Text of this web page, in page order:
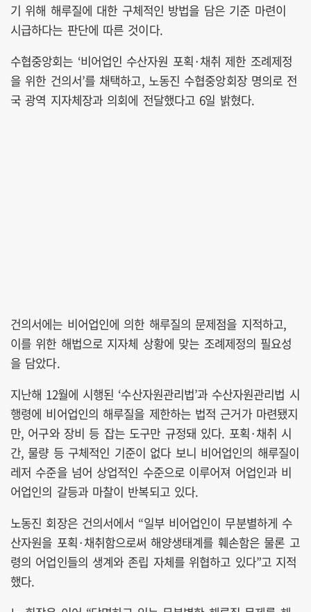
기 위해 해루질에 대한 구체적인 방법을 담은 기준 마련이
시급하다는 판단에 따른 것이다.
수협중앙회는 ‘비어업인 수산자원 포획·채취 제한 조례제정
을 위한 건의서’를 채택하고, 노동진 수협중앙회장 명의로 전
국 광역 지자체장과 의회에 전달했다고 6일 밝혔다.
건의서에는 비어업인에 의한 해루질의 문제점을 지적하고,
이를 위한 해법으로 지자체 상황에 맞는 조례제정의 필요성
을 담았다.
지난해 12월에 시행된 ‘수산자원관리법’과 수산자원관리법 시
행령에 비어업인의 해루질을 제한하는 법적 근거가 마련됐지
만, 어구와 장비 등 잡는 도구만 규정돼 있다. 포획·채취 시
간, 물량 등 구체적인 기준이 없다 보니 비어업인의 해루질이
레저 수준을 넘어 상업적인 수준으로 이루어져 어업인과 비
어업인의 갈등과 마찰이 반복되고 있다.
노동진 회장은 건의서에서 “일부 비어업인이 무분별하게 수
산자원을 포획·채취함으로써 해양생태계를 훼손함은 물론 고
령의 어업인들의 생계와 존립 자체를 위협하고 있다”고 지적
했다.